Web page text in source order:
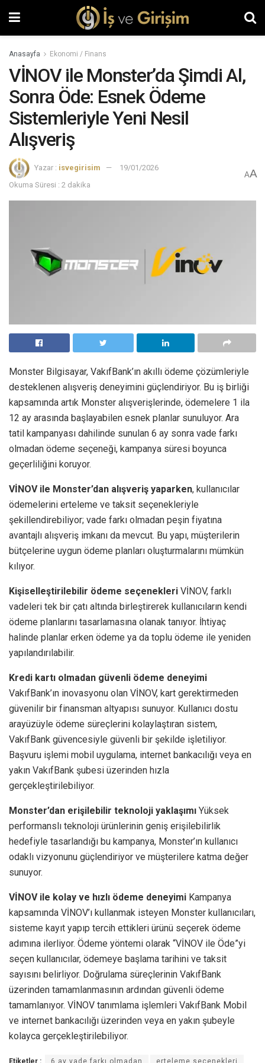
Anasayfa Ekonomi / Finans
VİNOV ile Monster’da Şimdi Al,
Sonra Öde: Esnek Ödeme
Sistemleriyle Yeni Nesil
Alışveriş
Yazar : isvegirisim
19/01/2026
Okuma Süresi : 2 dakika
AA
Monster Bilgisayar, VakıfBank’ın akıllı ödeme çözümleriyle
desteklenen alışveriş deneyimini güçlendiriyor. Bu iş birliği
kapsamında artık Monster alışverişlerinde, ödemelere 1 ila
12 ay arasında başlayabilen esnek planlar sunuluyor. Ara
tatil kampanyası dahilinde sunulan 6 ay sonra vade farkı
olmadan ödeme seçeneği, kampanya süresi boyunca
geçerliliğini koruyor.
VİNOV ile Monster’dan alışveriş yaparken, kullanıcılar
ödemelerini erteleme ve taksit seçenekleriyle
şekillendirebiliyor; vade farkı olmadan peşin fiyatına
avantajlı alışveriş imkanı da mevcut. Bu yapı, müşterilerin
bütçelerine uygun ödeme planları oluşturmalarını mümkün
kılıyor.
Kişiselleştirilebilir ödeme seçenekleri VİNOV, farklı
vadeleri tek bir çatı altında birleştirerek kullanıcıların kendi
ödeme planlarını tasarlamasına olanak tanıyor. İhtiyaç
halinde planlar erken ödeme ya da toplu ödeme ile yeniden
yapılandırılabilir.
Kredi kartı olmadan güvenli ödeme deneyimi
VakıfBank’ın inovasyonu olan VİNOV, kart gerektirmeden
güvenilir bir finansman altyapısı sunuyor. Kullanıcı dostu
arayüzüyle ödeme süreçlerini kolaylaştıran sistem,
VakıfBank güvencesiyle güvenli bir şekilde işletiliyor.
Başvuru işlemi mobil uygulama, internet bankacılığı veya en
yakın VakıfBank şubesi üzerinden hızla
gerçekleştirilebiliyor.
Monster’dan erişilebilir teknoloji yaklaşımı Yüksek
performanslı teknoloji ürünlerinin geniş erişilebilirlik
hedefiyle tasarlandığı bu kampanya, Monster’ın kullanıcı
odaklı vizyonunu güçlendiriyor ve müşterilere katma değer
sunuyor.
VİNOV ile kolay ve hızlı ödeme deneyimi Kampanya
kapsamında VİNOV’ı kullanmak isteyen Monster kullanıcıları,
sisteme kayıt yapıp tercih ettikleri ürünü seçerek ödeme
adımına ilerliyor. Ödeme yöntemi olarak “VİNOV ile Öde”yi
seçen kullanıcılar, ödemeye başlama tarihini ve taksit
sayısını belirliyor. Doğrulama süreçlerinin VakıfBank
üzerinden tamamlanmasının ardından güvenli ödeme
tamamlanıyor. VİNOV tanımlama işlemleri VakıfBank Mobil
ve internet bankacılığı üzerinden veya en yakın şubeyle
kolayca gerçekleştirilebiliyor.
Etiketler : 6 ay vade farkı olmadan erteleme seçenekleri